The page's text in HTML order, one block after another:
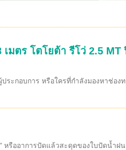
มตร โตโยต้า รีโว่ 2.5 MT
ระกอบการ หรือใครที่กำลังมองหาช่อ
รืออาการปัดแล้วสะดุดของใบปัดน้ำฝน